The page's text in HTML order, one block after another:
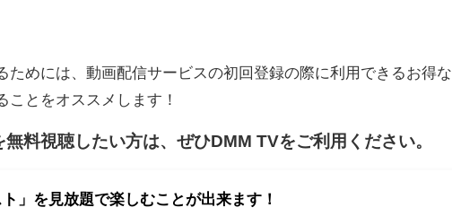
ためには、動画配信サービスの初回登録の際に利用できるお得な
ことをオススメします！
料視聴したい方は、ぜひDMM TVをご利用ください。
」を見放題で楽しむことが出来ます！